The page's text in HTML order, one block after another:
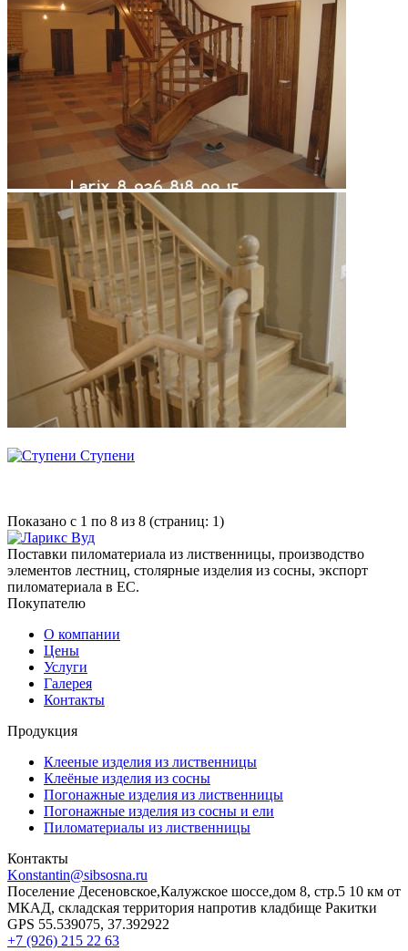
Ступени
Показано с 1 по 8 из 8 (страниц: 1)
Поставки пиломатериала из лиственницы, производство
элементов лестниц, столярные изделия из сосны, экспорт
пиломатериала в ЕС.
Покупателю
О компании
Цены
Услуги
Галерея
Контакты
Продукция
Клееные изделия из лиственницы
Клеёные изделия из сосны
Погонажные изделия из лиственницы
Погонажные изделия из сосны и ели
Пиломатериалы из лиственницы
Контакты
Konstantin@sibsosna.ru
Поселение Десеновское,Калужское шоссе,дом 8, стр.5 10 км от
МКАД, складская территория напротив кладбище Ракитки
GPS 55.539075, 37.392922
+7 (926) 215 22 63